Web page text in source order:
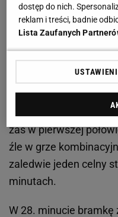
Legii. "To była moja
Remis we Wrocławiu.
utrzymanie, a Pogoń
Sobotnie spotkanie
skoncentrował się na
zaś w pierwszej
źle w grze
zaledwie jeden celny
minutach.
W 28. minucie bramkę
dostęp do nich.
reklam i treści, badnie
Lista Zaufanych